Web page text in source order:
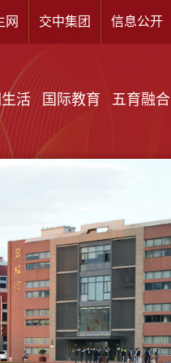
信息公开
交中集团
网
活 国际教育 五育融合